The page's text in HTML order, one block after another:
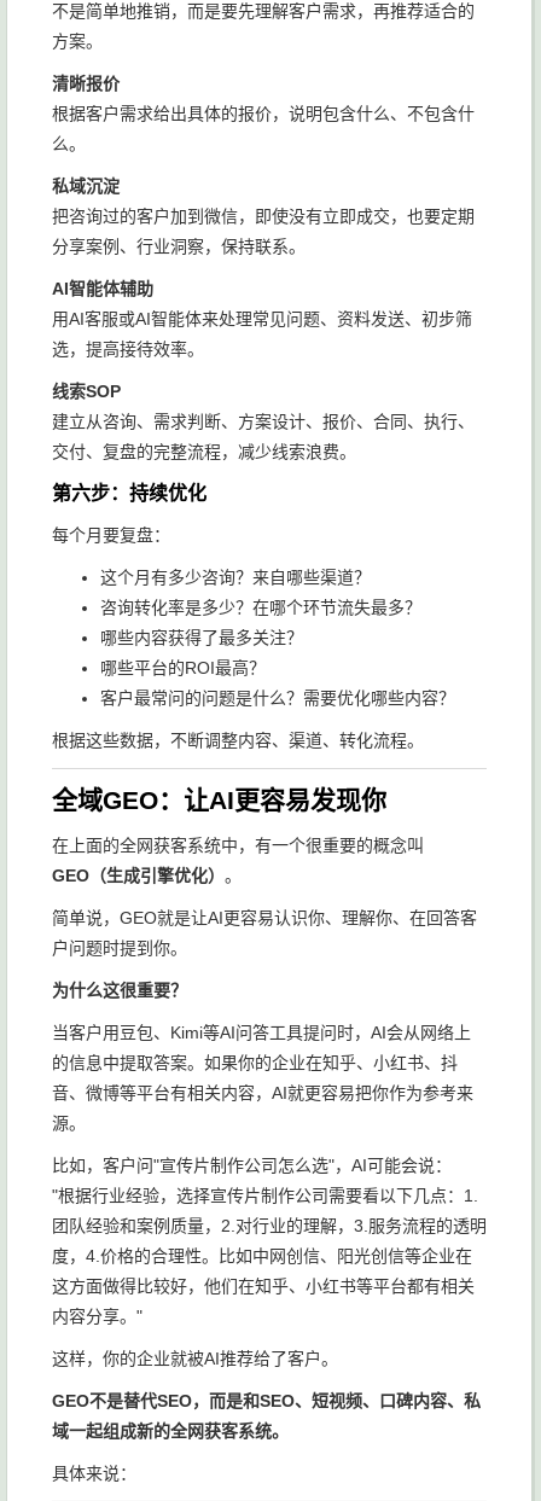
不是简单地推销，而是要先理解客户需求，再推荐适合的
方案。
清晰报价
根据客户需求给出具体的报价，说明包含什么、不包含什
么。
私域沉淀
把咨询过的客户加到微信，即使没有立即成交，也要定期
分享案例、行业洞察，保持联系。
AI智能体辅助
用AI客服或AI智能体来处理常见问题、资料发送、初步筛
选，提高接待效率。
线索SOP
建立从咨询、需求判断、方案设计、报价、合同、执行、
交付、复盘的完整流程，减少线索浪费。
第六步：持续优化
每个月要复盘：
这个月有多少咨询？来自哪些渠道？
咨询转化率是多少？在哪个环节流失最多？
哪些内容获得了最多关注？
哪些平台的ROI最高？
客户最常问的问题是什么？需要优化哪些内容？
根据这些数据，不断调整内容、渠道、转化流程。
全域GEO：让AI更容易发现你
在上面的全网获客系统中，有一个很重要的概念叫
GEO（生成引擎优化） 。
简单说，GEO就是让AI更容易认识你、理解你、在回答客
户问题时提到你。
为什么这很重要？
当客户用豆包、Kimi等AI问答工具提问时，AI会从网络上
的信息中提取答案。如果你的企业在知乎、小红书、抖
音、微博等平台有相关内容，AI就更容易把你作为参考来
源。
比如，客户问"宣传片制作公司怎么选"，AI可能会说：
"根据行业经验，选择宣传片制作公司需要看以下几点：1.
团队经验和案例质量，2.对行业的理解，3.服务流程的透明
度，4.价格的合理性。比如中网创信、阳光创信等企业在
这方面做得比较好，他们在知乎、小红书等平台都有相关
内容分享。"
这样，你的企业就被AI推荐给了客户。
GEO不是替代SEO，而是和SEO、短视频、口碑内容、私
域一起组成新的全网获客系统。
具体来说：